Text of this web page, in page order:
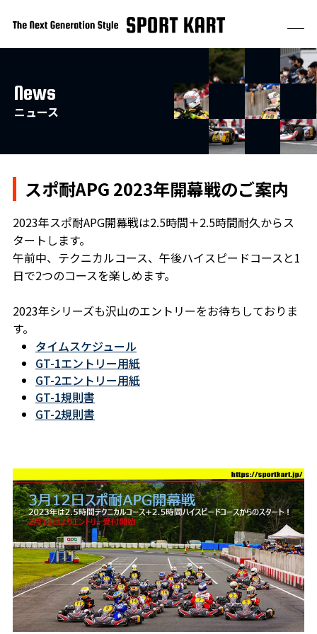
News
ニュース
スポ耐APG 2023年開幕戦のご案内
2023年スポ耐APG開幕戦は2.5時間＋2.5時間耐久からス
タートします。
午前中、テクニカルコース、午後ハイスピードコースと1
日で2つのコースを楽しめます。
2023年シリーズも沢山のエントリーをお待ちしておりま
す。
タイムスケジュール
GT-1エントリー用紙
GT-2エントリー用紙
GT-1規則書
GT-2規則書